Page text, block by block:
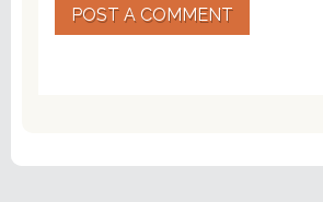
POST A COMMENT